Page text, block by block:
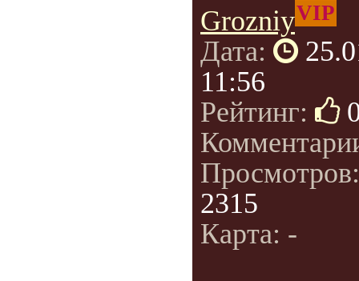
GrozniyVIP
Дата:
11:56
Рейтинг:
2315
Карта: -